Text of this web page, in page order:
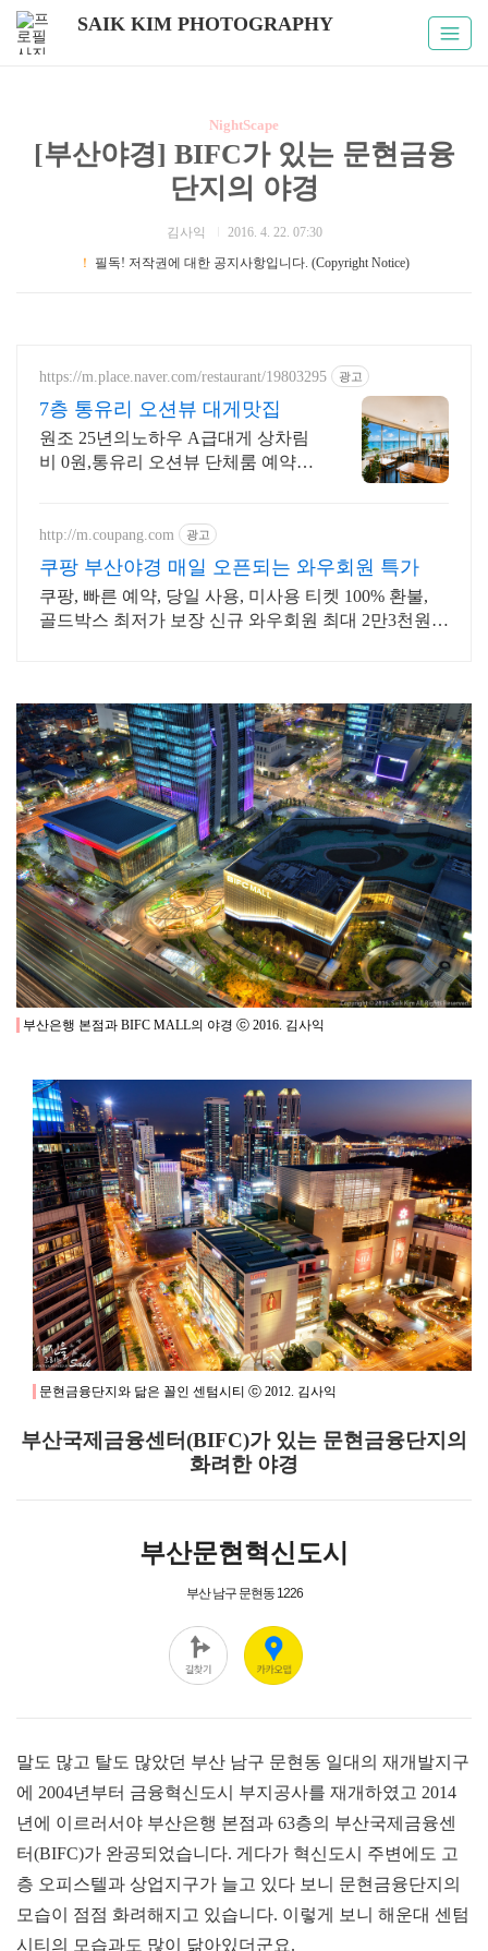
SAIK KIM PHOTOGRAPHY
NightScape
[부산야경] BIFC가 있는 문현금융
단지의 야경
김사익
2016. 4. 22. 07:30
！
필독! 저작권에 대한 공지사항입니다. (Copyright Notice)
https://m.place.naver.com/restaurant/19803295 광고
7층 통유리 오션뷰 대게맛집
원조 25년의노하우 A급대게 상차림
비 0원,통유리 오션뷰 단체룸 예약시
매장 단체석 완비!
http://m.coupang.com 광고
쿠팡 부산야경 매일 오픈되는 와우회원 특가
쿠팡, 빠른 예약, 당일 사용, 미사용 티켓 100% 환불,
골드박스 최저가 보장 신규 와우회원 최대 2만3천원
부산은행 본점과 BIFC MALL의 야경 ⓒ 2016. 김사익
문현금융단지와 닮은 꼴인 센텀시티 ⓒ 2012. 김사익
부산국제금융센터(BIFC)가 있는 문현금융단지의
화려한 야경
말도 많고 탈도 많았던 부산 남구 문현동 일대의 재개발지구
에 2004년부터 금융혁신도시 부지공사를 재개하였고 2014
년에 이르러서야 부산은행 본점과 63층의 부산국제금융센
터(BIFC)가 완공되었습니다. 게다가 혁신도시 주변에도 고
층 오피스텔과 상업지구가 늘고 있다 보니 문현금융단지의
모습이 점점 화려해지고 있습니다. 이렇게 보니 해운대 센텀
시티의 모습과도 많이 닮아있더군요.